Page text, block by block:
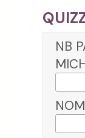
NB